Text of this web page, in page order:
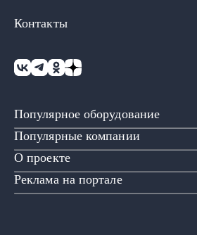
Популярное оборудование
Популярные компании
О проекте
Реклама на портале
Контакты